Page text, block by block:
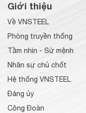
Giới thiệu
Về VNSTEEL
Phòng truyền thống
Tầm nhìn - Sứ mệnh
Nhân sự chủ chốt
Hệ thống VNSTEEL
Đảng ủy
Công Đoàn